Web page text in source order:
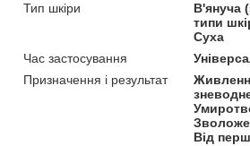
Тип шкіри
В'януча
типи
Суха
Час застосування
Призначення і результат
Від